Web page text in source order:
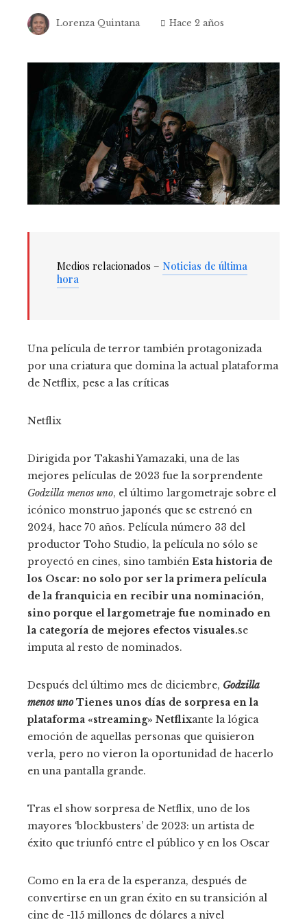
Lorenza Quintana Hace 2 años
Medios relacionados – Noticias de última
hora
Una película de terror también protagonizada
por una criatura que domina la actual plataforma
de Netflix, pese a las críticas
Netflix
Dirigida por Takashi Yamazaki, una de las
mejores películas de 2023 fue la sorprendente
Godzilla menos uno, el último largometraje sobre el
icónico monstruo japonés que se estrenó en
2024, hace 70 años. Película número 33 del
productor Toho Studio, la película no sólo se
proyectó en cines, sino también Esta historia de
los Oscar: no solo por ser la primera película
de la franquicia en recibir una nominación,
sino porque el largometraje fue nominado en
la categoría de mejores efectos visuales.se
imputa al resto de nominados.
Después del último mes de diciembre, Godzilla
menos unoTienes unos días de sorpresa en la
plataforma «streaming» Netflixante la lógica
emoción de aquellas personas que quisieron
verla, pero no vieron la oportunidad de hacerlo
en una pantalla grande.
Tras el show sorpresa de Netflix, uno de los
mayores ‘blockbusters’ de 2023: un artista de
éxito que triunfó entre el público y en los Oscar
Como en la era de la esperanza, después de
convertirse en un gran éxito en su transición al
cine de -115 millones de dólares a nivel